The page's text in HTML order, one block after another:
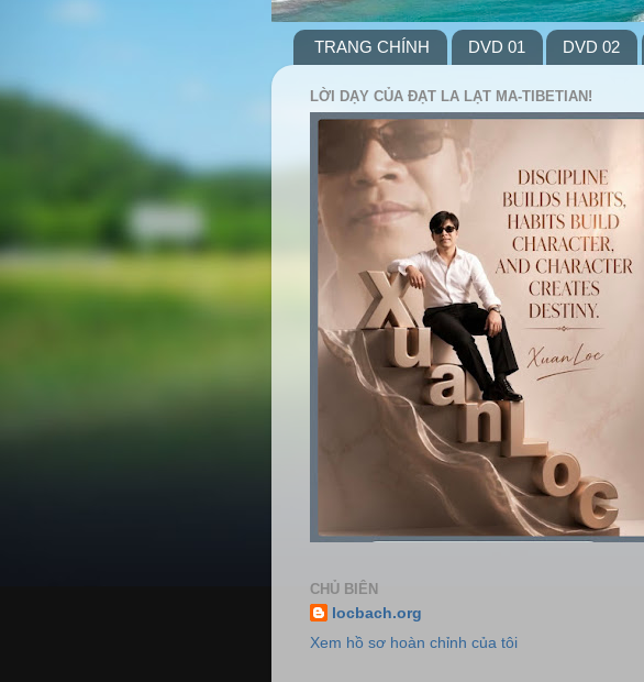
TRANG CHÍNH DVD 01 DVD 02
LỜI DẠY CỦA ĐẠT LA LẠT MA-TIBETIAN!
CHỦ BIÊN
locbach.org
Xem hồ sơ hoàn chỉnh của tôi